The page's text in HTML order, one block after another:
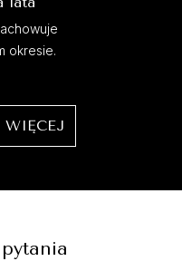
okresie.
WIĘCEJ